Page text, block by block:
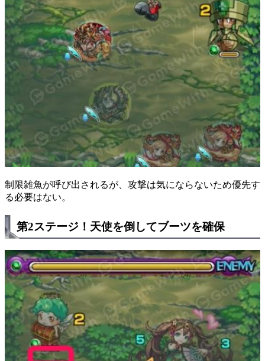
制限雑魚が呼び出されるが、攻撃は気にならないため優先す
る必要はない。
第2ステージ！天使を倒してブーツを確保